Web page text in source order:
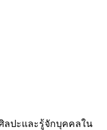
ศิลปะและรู้จักบุคคลใน